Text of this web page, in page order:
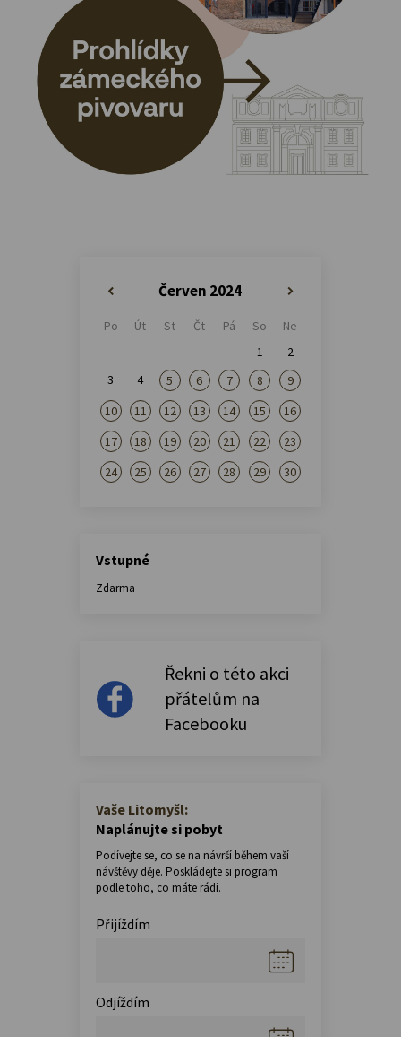
Červen 2024
Po Út St Čt Pá So
Ne
1
2
3
4 5 6 7 8
9
10
11 12 13 14 15
16
17
18 19 20 21 22
23
24
25 26 27 28 29 30
Vstupné
Zdarma
Řekni o této akci
přátelům na
Facebooku
Vaše Litomyšl:
Naplánujte si pobyt
Podívejte se, co se na návrší během vaší
návštěvy děje. Poskládejte si program
podle toho, co máte rádi.
Přijíždím
Odjíždím